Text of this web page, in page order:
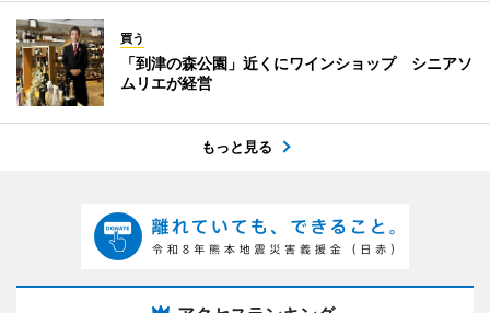
買う
「到津の森公園」近くにワインショップ シニアソ
ムリエが経営
もっと見る